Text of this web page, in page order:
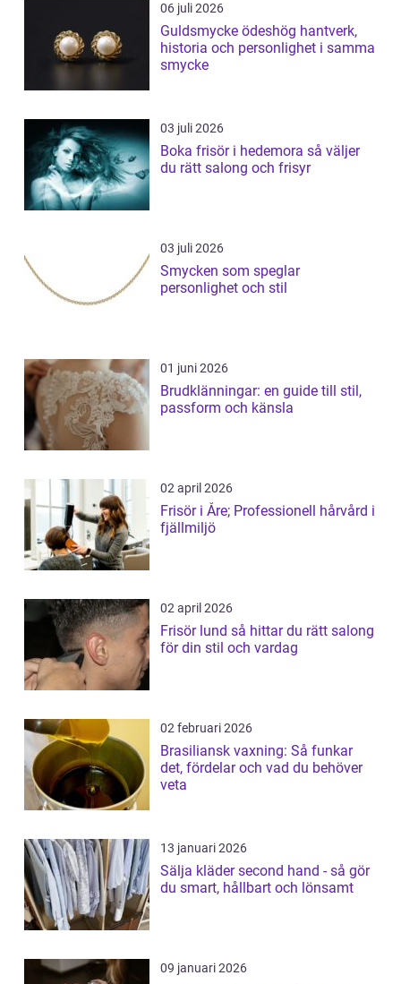
06 juli 2026
Guldsmycke ödeshög hantverk,
historia och personlighet i samma
smycke
03 juli 2026
Boka frisör i hedemora så väljer
du rätt salong och frisyr
03 juli 2026
Smycken som speglar
personlighet och stil
01 juni 2026
Brudklänningar: en guide till stil,
passform och känsla
02 april 2026
Frisör i Åre; Professionell hårvård i
fjällmiljö
02 april 2026
Frisör lund så hittar du rätt salong
för din stil och vardag
02 februari 2026
Brasiliansk vaxning: Så funkar
det, fördelar och vad du behöver
veta
13 januari 2026
Sälja kläder second hand - så gör
du smart, hållbart och lönsamt
09 januari 2026